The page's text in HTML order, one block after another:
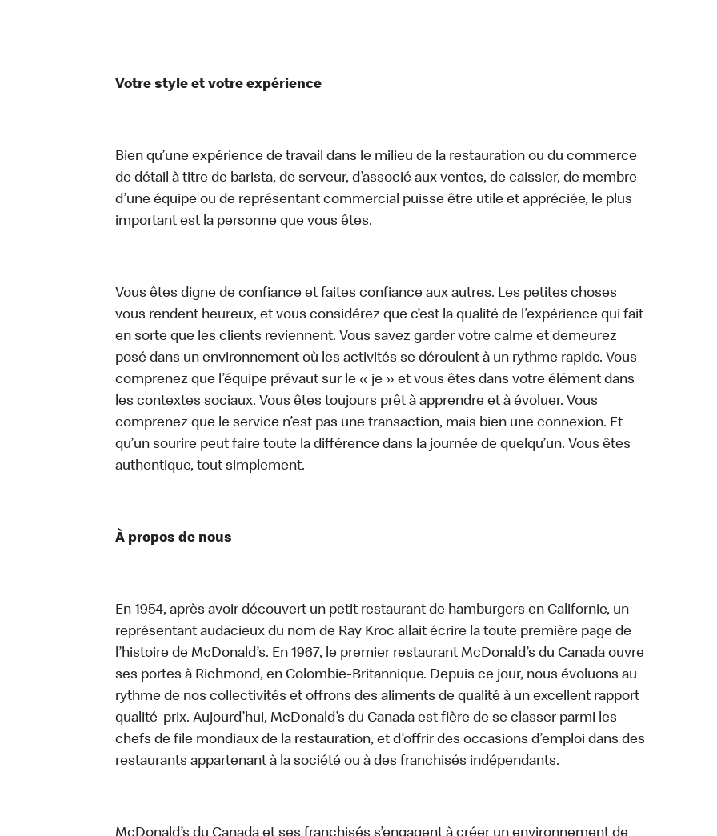
Votre style et votre expérience
Bien qu’une expérience de travail dans le milieu de la restauration ou du commerce
de détail à titre de barista, de serveur, d’associé aux ventes, de caissier, de membre
d’une équipe ou de représentant commercial puisse être utile et appréciée, le plus
important est la personne que vous êtes.
Vous êtes digne de confiance et faites confiance aux autres. Les petites choses
vous rendent heureux, et vous considérez que c’est la qualité de l’expérience qui fait
en sorte que les clients reviennent. Vous savez garder votre calme et demeurez
posé dans un environnement où les activités se déroulent à un rythme rapide. Vous
comprenez que l’équipe prévaut sur le « je » et vous êtes dans votre élément dans
les contextes sociaux. Vous êtes toujours prêt à apprendre et à évoluer. Vous
comprenez que le service n’est pas une transaction, mais bien une connexion. Et
qu’un sourire peut faire toute la différence dans la journée de quelqu’un. Vous êtes
authentique, tout simplement.
À propos de nous
En 1954, après avoir découvert un petit restaurant de hamburgers en Californie, un
représentant audacieux du nom de Ray Kroc allait écrire la toute première page de
l’histoire de McDonald’s. En 1967, le premier restaurant McDonald’s du Canada ouvre
ses portes à Richmond, en Colombie-Britannique. Depuis ce jour, nous évoluons au
rythme de nos collectivités et offrons des aliments de qualité à un excellent rapport
qualité-prix. Aujourd’hui, McDonald’s du Canada est fière de se classer parmi les
chefs de file mondiaux de la restauration, et d’offrir des occasions d’emploi dans des
restaurants appartenant à la société ou à des franchisés indépendants.